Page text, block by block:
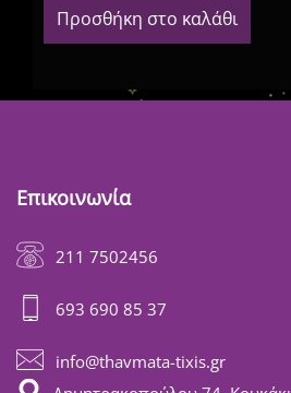
Προσθήκη στο καλάθι
Επικοινωνία
211 7502456
693 690 85 37
info@thavmata-tixis.gr